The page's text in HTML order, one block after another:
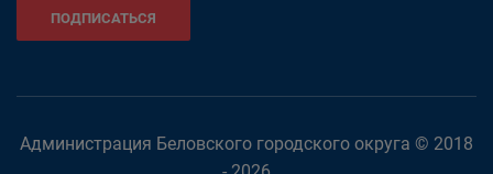
ПОДПИСАТЬСЯ
Администрация Беловского городского округа © 2018